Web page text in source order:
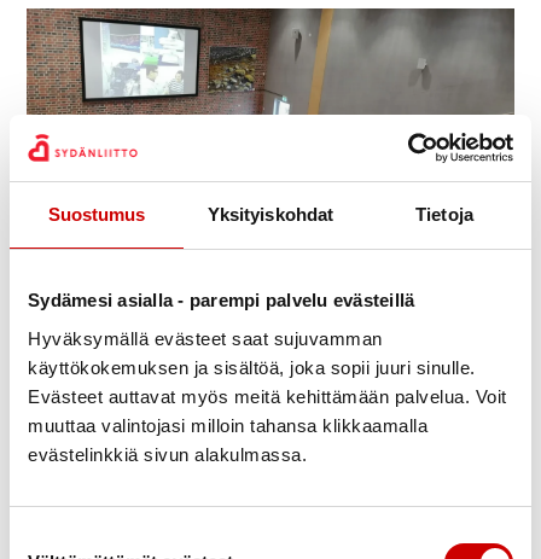
Suostumus Yksityiskohdat Tietoja
Sydämesi asialla - parempi palvelu evästeillä
Hyväksymällä evästeet saat sujuvamman
käyttökokemuksen ja sisältöä, joka sopii juuri sinulle.
Evästeet auttavat myös meitä kehittämään palvelua. Voit
muuttaa valintojasi milloin tahansa klikkaamalla
evästelinkkiä sivun alakulmassa.
Eija Tyyskä
Jaa Whatsapp
Jaa Facebook
Jaa TwitterJaa Linkedin
Jaa EmailJaa Print
Torstaitapahtumassa 23.4.
Iisalmen Lumakeskuksella